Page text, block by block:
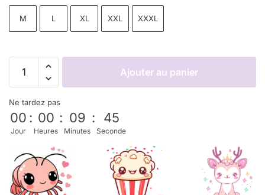
M L XL XXL XXXL
Ajouter au panier
Ne tardez pas
00
Jour
: 00
Heures
: 09
Minutes
: 45
Seconde